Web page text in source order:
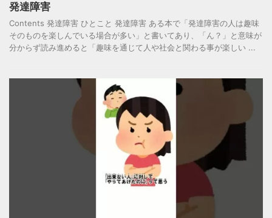
発達障害
Contents 発達障害 ひとこと 発達障害 ある本で「発達障害の人は趣味
そのものを楽しんでいる場合が多い」と書いてあり、「ん？」と意味が
分からず読み進めると「趣味を通じて人や社会と関わる事が楽しい ...